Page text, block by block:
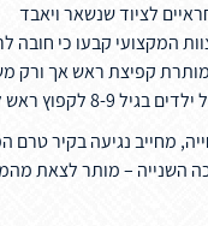
לציוד שנשאר ויאבד
המקצועי קבעו כי חובה
9 לקפוץ ראש לבריכה
מחייב נגיעה בקיר
השנייה – מותר לצאת